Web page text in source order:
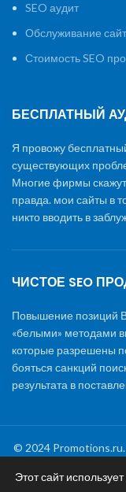
SEO аудит
Обслуживание
Стоимость SEO
БЕСПЛАТНЫЙ
Я провожу
существующих
Многие фирмы
правда. мои сайты в
никто вводить в
ЧИСТОЕ SEO
Повышение позиций
«белыми» методами
которые разрешены
бояться санкций
результата в
© 2024 Promotions.ru.
Раскрутка сайта
Этот сайт